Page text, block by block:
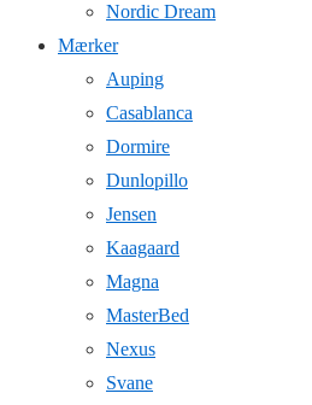
Nordic Dream
Mærker
Auping
Casablanca
Dormire
Dunlopillo
Jensen
Kaagaard
Magna
MasterBed
Nexus
Svane